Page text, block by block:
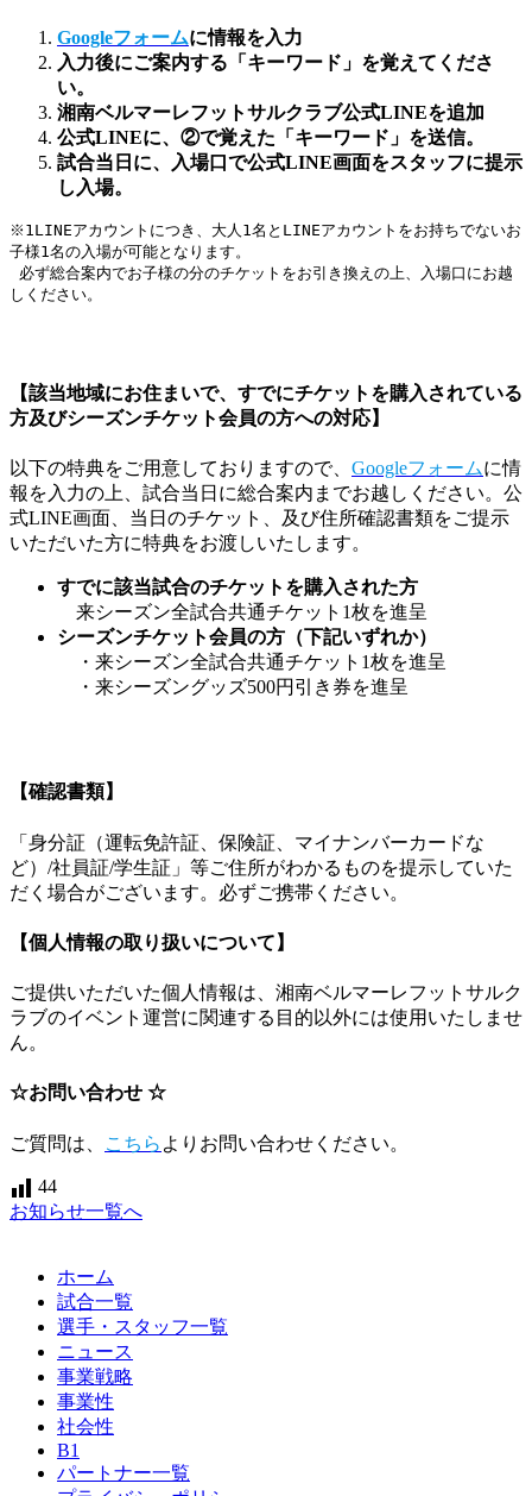
Googleフォームに情報を入力
入力後にご案内する「キーワード」を覚えてくださ
い。
湘南ベルマーレフットサルクラブ公式LINEを追加
公式LINEに、②で覚えた「キーワード」を送信。
試合当日に、入場口で公式LINE画面をスタッフに提示
し入場。
※1LINEアカウントにつき、大人1名とLINEアカウントをお持ちでないお
子様1名の入場が可能となります。
しください。
【該当地域にお住まいで、すでにチケットを購入されている
方及びシーズンチケット会員の方への対応】
以下の特典をご用意しておりますので、 Googleフォームに情
報を入力の上、試合当日に総合案内までお越しください。公
式LINE画面、当日のチケット、及び住所確認書類をご提示
いただいた方に特典をお渡しいたします。
すでに該当試合のチケットを購入された方
来シーズン全試合共通チケット1枚を進呈
シーズンチケット会員の方（下記いずれか）
・来シーズン全試合共通チケット1枚を進呈
・来シーズングッズ500円引き券を進呈
【確認書類】
「身分証（運転免許証、保険証、マイナンバーカードな
ど）/社員証/学生証」等ご住所がわかるものを提示していた
だく場合がございます。必ずご携帯ください。
【個人情報の取り扱いについて】
ご提供いただいた個人情報は、湘南ベルマーレフットサルク
ラブのイベント運営に関連する目的以外には使用いたしませ
ん。
☆お問い合わせ ☆
ご質問は、 こちら よりお問い合わせください。
44
お知らせ一覧へ
ホーム
試合一覧
選手・スタッフ一覧
ニュース
事業戦略
事業性
社会性
B1
パートナー一覧